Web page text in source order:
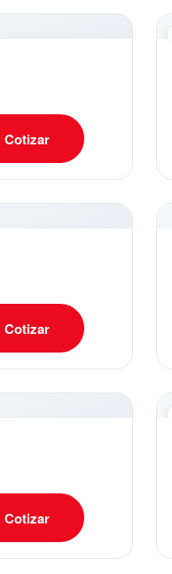
Cotizar
Cotizar
Cotizar